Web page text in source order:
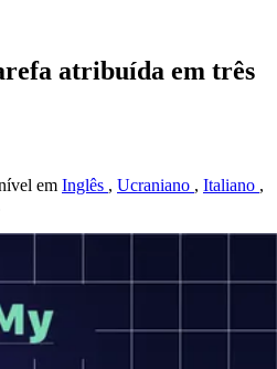
atribuída em três
em Inglês , Ucraniano , Italiano ,